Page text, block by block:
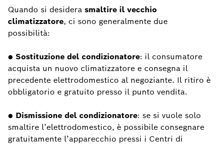
Quando si desidera smaltire il vecchio
climatizzatore, ci sono generalmente due
possibilità:
● Sostituzione del condizionatore: il consumatore
acquista un nuovo climatizzatore e consegna il
precedente elettrodomestico al negoziante. Il ritiro è
obbligatorio e gratuito presso il punto vendita.
● Dismissione del condizionatore: se si vuole solo
smaltire l’elettrodomestico, è possibile consegnare
gratuitamente l’apparecchio pressi i Centri di